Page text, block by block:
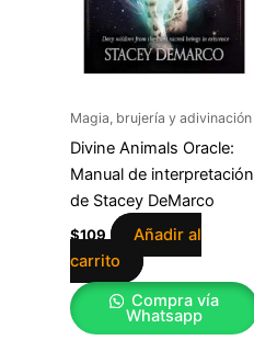
Magia, brujería y adivinación
Divine Animals Oracle:
Manual de interpretación
de Stacey DeMarco
$109
Añadir al
carrito
Compra vía
Whatsapp